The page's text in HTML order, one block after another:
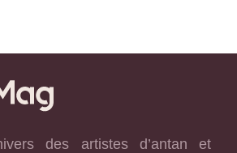
des artistes d’antan et